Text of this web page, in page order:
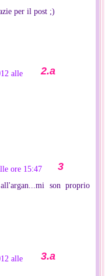
per il post ;)
alle
ore 15:47
son proprio
alle